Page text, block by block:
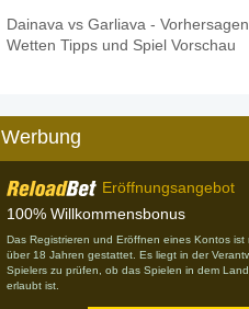
Dainava vs Garliava -
Wetten Tipps und Spiel Vorschau
Werbung
Eröffnungsangebot
100% Willkommensbonus
Das Registrieren und Eröffnen eines Kontos ist
über 18 Jahren gestattet. Es liegt in der
Spielers zu prüfen, ob das Spielen in dem
erlaubt ist.